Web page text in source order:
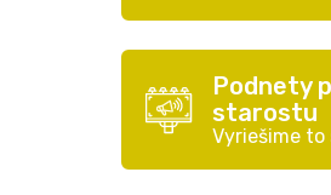
Podnety
starostu
Vyriešime to